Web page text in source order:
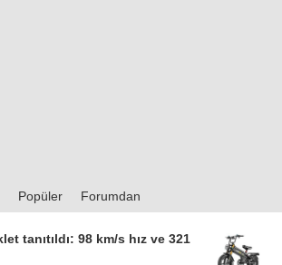
Popüler Forumdan
tanıtıldı: 98 km/s hız ve 321